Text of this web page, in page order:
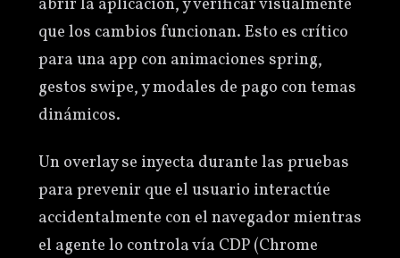
que los cambios funcionan. Esto es crítico
para una app con animaciones spring,
gestos swipe, y modales de pago con temas
dinámicos.
Un overlay se inyecta durante las pruebas
para prevenir que el usuario interactúe
accidentalmente con el navegador mientras
el agente lo controla vía CDP (Chrome